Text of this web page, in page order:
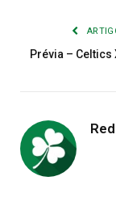
Prévia – Celtics